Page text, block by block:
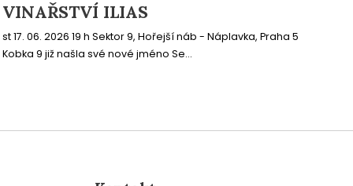
VINAŘSTVÍ ILIAS
st 17. 06. 2026 19 h Sektor 9, Hořejší náb - Náplavka, Praha 5
Kobka 9 již našla své nové jméno Se...